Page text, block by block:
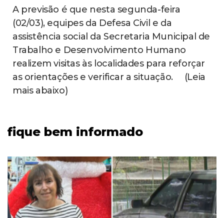
A previsão é que nesta segunda-feira
(02/03), equipes da Defesa Civil e da
assistência social da Secretaria Municipal de
Trabalho e Desenvolvimento Humano
realizem visitas às localidades para reforçar
as orientações e verificar a situação. (Leia
mais abaixo)
fique bem informado